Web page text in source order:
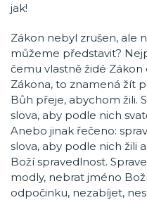
jak!
Zákon nebyl zrušen, ale
můžeme představit?
čemu vlastně židé
Zákona, to znamená žít
Bůh přeje, abychom žili.
slova, aby podle nich
Anebo jinak řečeno:
slova, aby podle nich žili
Boží spravedlnost.
modly, nebrat jméno
odpočinku, nezabíjet,